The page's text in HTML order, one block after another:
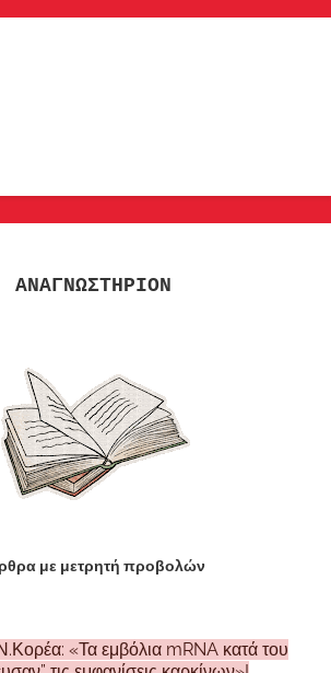
ΑΝΑΓΝΩΣΤΗΡΙΟΝ
με μετρητή προβολών
«Τα εμβόλια mRNA κατά του